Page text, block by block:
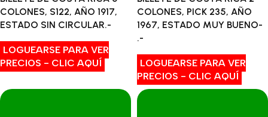
COLONES, S122, AÑO 1917,
ESTADO SIN CIRCULAR.-
LOGUEARSE PARA VER
PRECIOS - CLIC AQUÍ
COLONES, PICK 235, AÑO
1967, ESTADO MUY BUENO-
.-
LOGUEARSE PARA VER
PRECIOS - CLIC AQUÍ